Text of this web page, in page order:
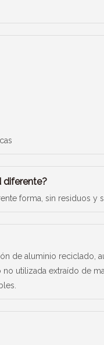
diferente?
forma, sin residuos y
de aluminio reciclado,
utilizada extraído de